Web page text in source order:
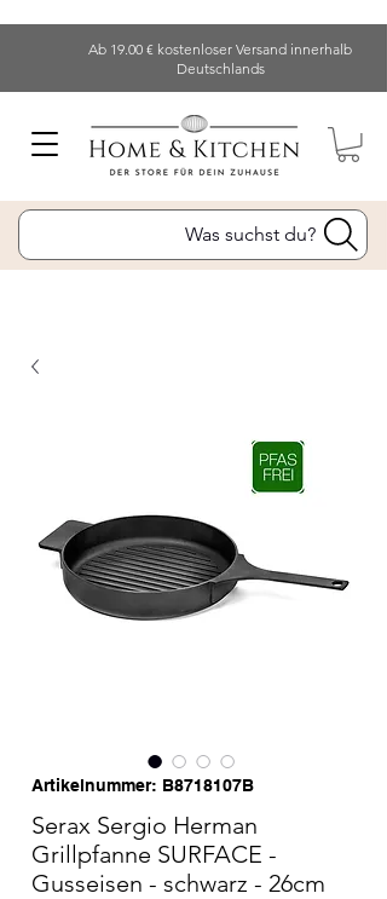
Ab 19.00 € kostenloser Versand innerhalb
Deutschlands
Was suchst du?
Artikelnummer: B8718107B
Serax Sergio Herman
Grillpfanne SURFACE -
Gusseisen - schwarz - 26cm